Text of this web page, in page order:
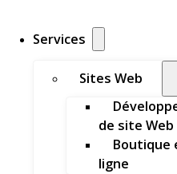
Services
Sites Web
de site Web
Boutique
ligne